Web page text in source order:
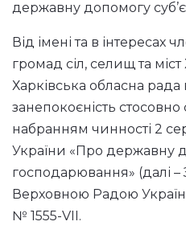
державну допомогу
Від імені та в інтересах
громад сіл, селищ та міст
Харківська обласна
занепокоєність стосовно
набранням чинності 2
України «Про державну
господарювання» (далі
Верховною Радою
№ 1555-VII.